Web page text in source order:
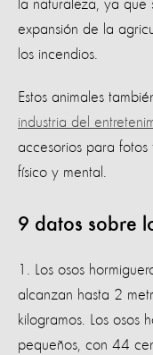
la naturaleza, ya
expansión de la
los incendios.
Estos animales
industria del
accesorios para fotos
físico y mental.
9 datos sobre
1. Los osos
alcanzan hasta 2
kilogramos. Los osos
pequeños, con 44